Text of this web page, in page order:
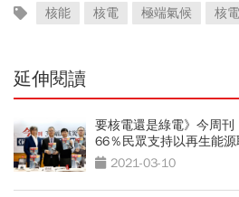
核能 核電 極端氣候 核
延伸閱讀
要核電還是綠電》今周刊
66％民眾支持以再生能
2021-03-10